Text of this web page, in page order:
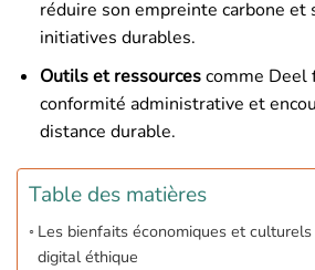
réduire son empreinte carbone et
initiatives durables.
Outils et ressourcescomme Deel
conformité administrative et
distance durable.
Table des matières
Les bienfaits économiques et
digital éthique